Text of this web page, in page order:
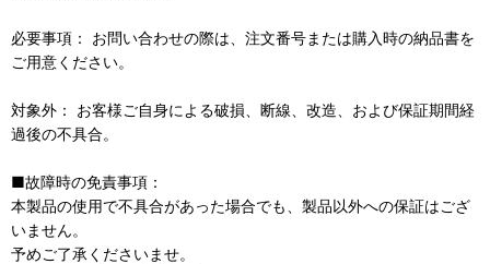
必要事項： お問い合わせの際は、注文番号または購入時の納品書を
ご用意ください。
対象外： お客様ご自身による破損、断線、改造、および保証期間経
過後の不具合。
■故障時の免責事項：
本製品の使用で不具合があった場合でも、製品以外への保証はござ
いません。
予めご了承くださいませ。